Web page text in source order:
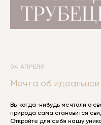
04 АПРЕЛЯ
Мечта об
Вы когда-нибудь мечтали о
природа сама становится
Откройте для себя нашу